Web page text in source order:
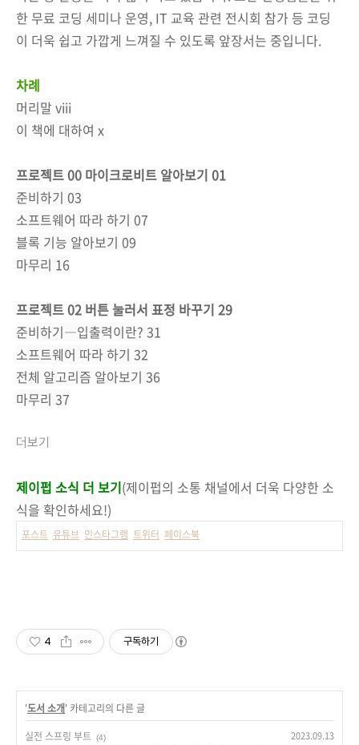
한 무료 코딩 세미나 운영, IT 교육 관련 전시회 참가 등 코딩
이 더욱 쉽고 가깝게 느껴질 수 있도록 앞장서는 중입니다.
차례
머리말 viii
이 책에 대하여 x
프로젝트 00 마이크로비트 알아보기 01
준비하기 03
소프트웨어 따라 하기 07
블록 기능 알아보기 09
마무리 16
프로젝트 02 버튼 눌러서 표정 바꾸기 29
준비하기―입출력이란? 31
소프트웨어 따라 하기 32
전체 알고리즘 알아보기 36
마무리 37
더보기
제이펍 소식 더 보기(제이펍의 소통 채널에서 더욱 다양한 소
식을 확인하세요!)
포스트 유튜브 인스타그램 트위터 페이스북
4 구독하기
'도서 소개' 카테고리의 다른 글
실전 스프링 부트
(4) 2023.09.13